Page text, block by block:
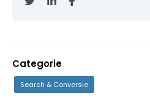
Categorie
Search & Conversie